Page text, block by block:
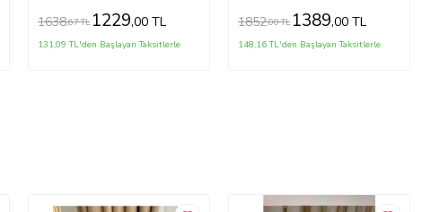
1638,67 TL 1229,00 TL
131,09 TL'den Başlayan Taksitlerle
1852,00 TL 1389,00 TL
148,16 TL'den Başlayan Taksitlerle